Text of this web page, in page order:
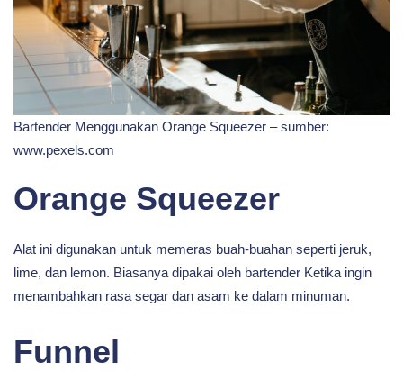
Bartender Menggunakan Orange Squeezer – sumber:
www.pexels.com
Orange Squeezer
Alat ini digunakan untuk memeras buah-buahan seperti jeruk,
lime, dan lemon. Biasanya dipakai oleh bartender Ketika ingin
menambahkan rasa segar dan asam ke dalam minuman.
Funnel